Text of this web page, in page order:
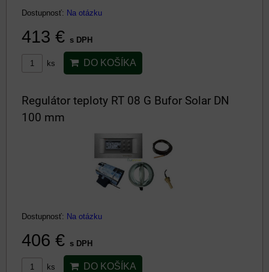
Dostupnosť: Na otázku
413 € s DPH
ks DO KOŠÍKA
Regulátor teploty RT 08 G Bufor Solar DN
100 mm
Dostupnosť: Na otázku
406 € s DPH
ks DO KOŠÍKA